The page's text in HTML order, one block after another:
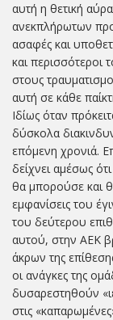
αυτή η θετική
ανεκπλήρωτων
ασαφές και
και περισσότεροι
στους
αυτή σε κάθε
Ιδίως όταν
δύσκολα
επόμενη χρονιά.
δείχνει αμέσως
θα μπορούσε και
εμφανίσεις του
του δεύτερου
αυτού, στην ΑΕΚ
άκρων της
οι ανάγκες της
δυσαρεστηθούν
στις